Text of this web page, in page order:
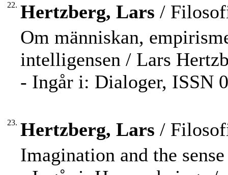
22. Hertzberg, Lars /
Om människan,
intelligensen / Lars
- Ingår i: Dialoger, ISSN
23. Hertzberg, Lars /
Imagination and the